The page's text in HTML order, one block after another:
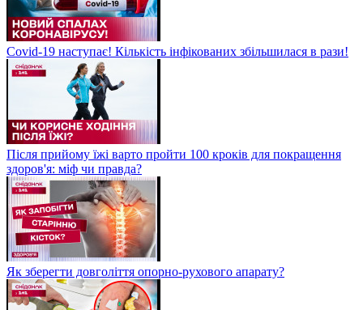
Covid-19 наступає! Кількість інфікованих збільшилася в рази!
Після прийому їжі варто пройти 100 кроків для покращення
здоров'я: міф чи правда?
Як зберегти довголіття опорно-рухового апарату?